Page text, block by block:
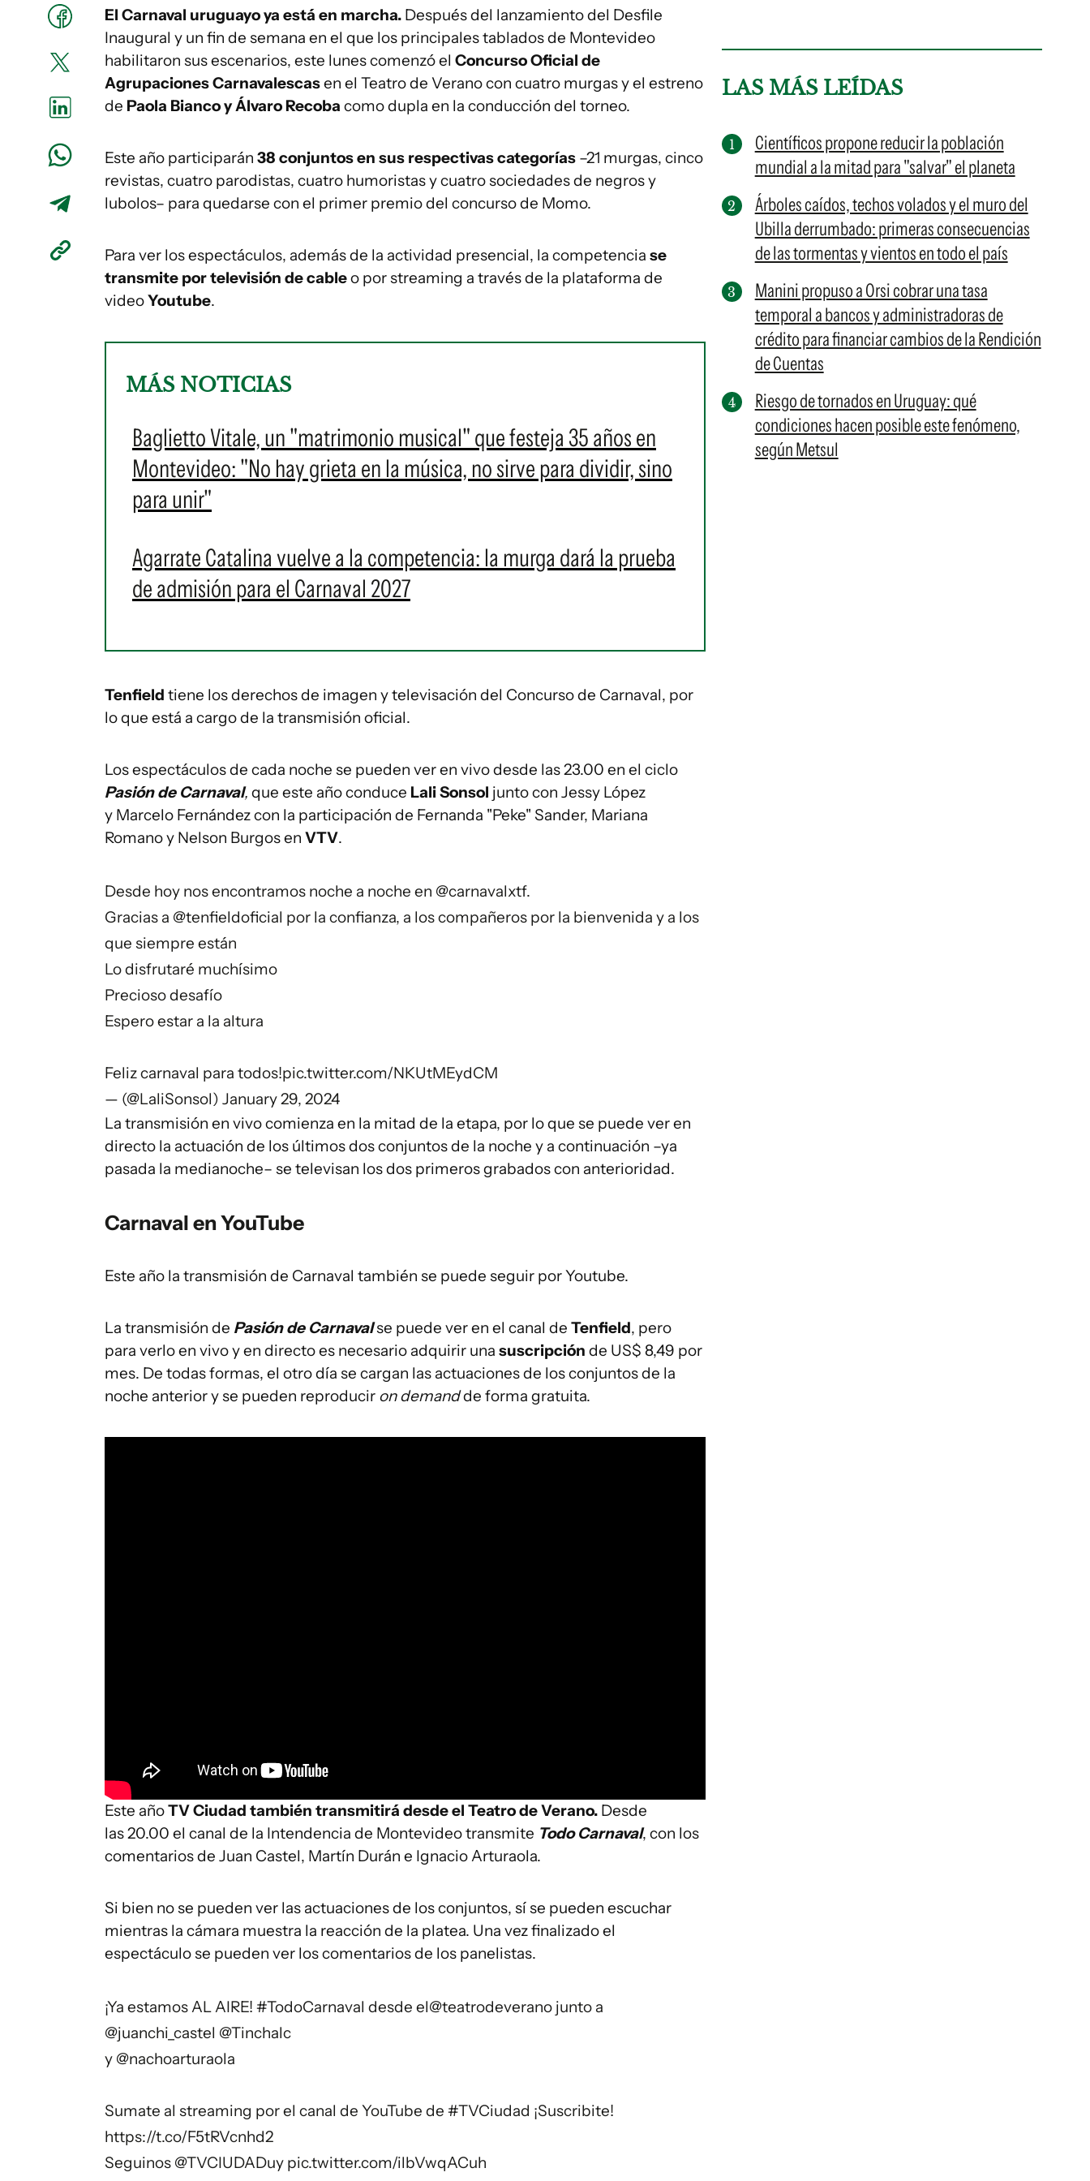
El Carnaval uruguayo ya está en marcha. Después del lanzamiento del Desfile
Inaugural y un fin de semana en el que los principales tablados de Montevideo
habilitaron sus escenarios, este lunes comenzó el Concurso Oficial de
Agrupaciones Carnavalescasen el Teatro de Verano con cuatro murgas y el estreno
de Paola Bianco y Álvaro Recoba como dupla en la conducción del torneo.
Este año participarán 38 conjuntos en sus respectivas categorías –21 murgas, cinco
revistas, cuatro parodistas, cuatro humoristas y cuatro sociedades de negros y
lubolos– para quedarse con el primer premio del concurso de Momo.
Para ver los espectáculos, además de la actividad presencial, la competencia se
transmite por televisión de cableo por streaming a través de la plataforma de
videoYoutube.
MÁS NOTICIAS
Baglietto Vitale, un "matrimonio musical" que festeja 35 años en
Montevideo: "No hay grieta en la música, no sirve para dividir, sino
para unir"
Agarrate Catalina vuelve a la competencia: la murga dará la prueba
de admisión para el Carnaval 2027
Tenfield tiene los derechos de imagen y televisación del Concurso de Carnaval, por
lo que está a cargo de la transmisión oficial.
Los espectáculos de cada noche se pueden ver en vivo desde las 23.00 en el ciclo
Pasión de Carnaval, que este año conduce Lali Sonsol junto con Jessy López
y Marcelo Fernández con la participación de Fernanda "Peke" Sander, Mariana
Romano y Nelson Burgos en VTV.
Desde hoy nos encontramos noche a noche en @carnavalxtf.
Gracias a @tenfieldoficial por la confianza, a los compañeros por la bienvenida y a los
que siempre están
Lo disfrutaré muchísimo
Precioso desafío
Espero estar a la altura
Feliz carnaval para todos!pic.twitter.com/NKUtMEydCM
— (@LaliSonsol) January 29, 2024
La transmisión en vivo comienza en la mitad de la etapa, por lo que se puede ver en
directo la actuación de los últimos dos conjuntos de la noche y a continuación –ya
pasada la medianoche– se televisan los dos primeros grabados con anterioridad.
Carnaval en YouTube
Este año la transmisión de Carnaval también se puede seguir por Youtube.
La transmisión de Pasión de Carnavalse puede ver en el canal de Tenfield, pero
para verlo en vivo y en directo es necesario adquirir una suscripción de US$ 8,49 por
mes. De todas formas, el otro día se cargan las actuaciones de los conjuntos de la
noche anterior y se pueden reproducir on demandde forma gratuita.
Este añoTV Ciudad también transmitirá desde el Teatro de Verano. Desde
las 20.00 el canal de la Intendencia de Montevideo transmite Todo Carnaval, con los
comentarios de Juan Castel, Martín Durán e Ignacio Arturaola.
Si bien no se pueden ver las actuaciones de los conjuntos, sí se pueden escuchar
mientras la cámara muestra la reacción de la platea. Una vez finalizado el
espectáculo se pueden ver los comentarios de los panelistas.
¡Ya estamos AL AIRE! #TodoCarnaval desde el@teatrodeverano junto a
@juanchi_castel @Tinchalc
y @nachoarturaola
Sumate al streaming por el canal de YouTube de #TVCiudad ¡Suscribite!
https://t.co/F5tRVcnhd2
Seguinos @TVCIUDADuy pic.twitter.com/ilbVwqACuh
LAS MÁS LEÍDAS
Científicos propone reducir la población
mundial a la mitad para "salvar" el planeta
Árboles caídos, techos volados y el muro del
Ubilla derrumbado: primeras consecuencias
de las tormentas y vientos en todo el país
Manini propuso a Orsi cobrar una tasa
temporal a bancos y administradoras de
crédito para financiar cambios de la Rendición
de Cuentas
Riesgo de tornados en Uruguay: qué
condiciones hacen posible este fenómeno,
según Metsul